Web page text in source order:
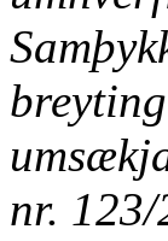
nr. 123/